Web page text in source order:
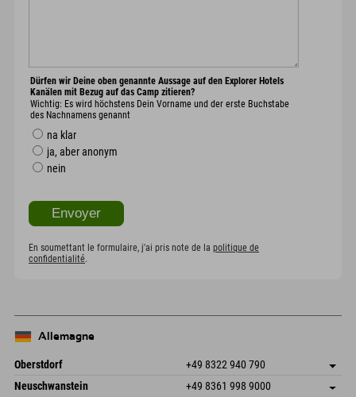
Dürfen wir Deine oben genannte Aussage auf den Explorer Hotels
Kanälen mit Bezug auf das Camp zitieren?
Wichtig: Es wird höchstens Dein Vorname und der erste Buchstabe
des Nachnamens genannt
na klar
ja, aber anonym
nein
En soumettant le formulaire, j'ai pris note de la politique de
confidentialité.
Allemagne
Oberstdorf +49 8322 940 790
An der Breitach 3
Enregistrer l'adresse
Neuschwanstein +49 8361 998 9000